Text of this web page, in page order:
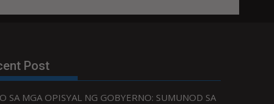
Post
SA MGA OPISYAL NG GOBYERNO: SUMUNOD SA